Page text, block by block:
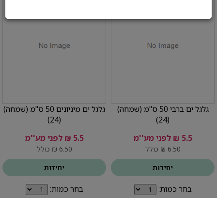
גלגל ים ברבי 50 ס"מ (שמחה)
(24)
5.5 ₪ לפני מע''מ
6.50 ₪ כולל
יחידות
בחר כמות:
גלגל ים מיניונים 50 ס"מ (שמחה)
(24)
5.5 ₪ לפני מע''מ
6.50 ₪ כולל
יחידות
בחר כמות: